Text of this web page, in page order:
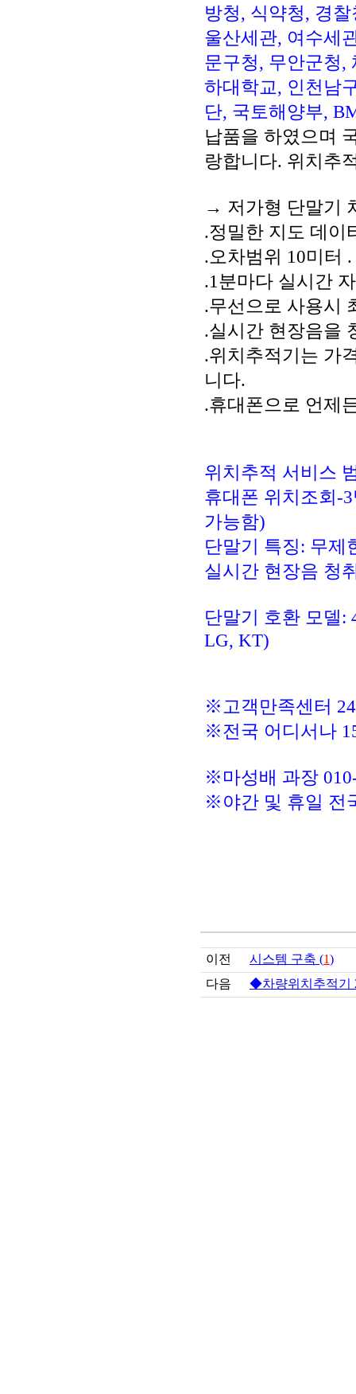
방청, 식약청, 경
울산세관, 여수세
문구청, 무안군청,
하대학교, 인천남
단, 국토해양부,
납품을 하였으며
랑합니다. 위치추
→ 저가형 단말기
.정밀한 지도 데이
.오차범위 10미터
.1분마다 실시간
.무선으로 사용시
.실시간 현장음을
.위치추적기는 가
니다.
.휴대폰으로 언제
위치추적 서비스
휴대폰 위치조회-
가능함)
단말기 특징: 무제
실시간 현장음 청
단말기 호환 모델:
LG, KT)
※고객만족센터
※전국 어디서나
※마성배 과장
※야간 및 휴일 전
이전 시스템 구축 (1)
다음
◆차량위치추적기